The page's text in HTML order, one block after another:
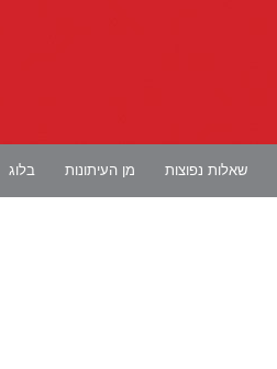
שאלות נפוצות מן העיתונות בלוג